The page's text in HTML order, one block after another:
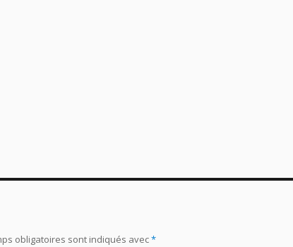
obligatoires sont indiqués avec*